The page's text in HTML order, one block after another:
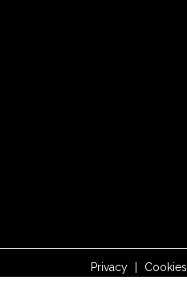
Privacy Cookies